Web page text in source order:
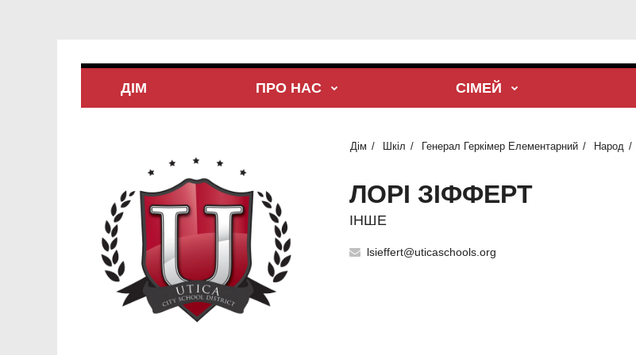
ДІМ ПРО НАС СІМЕЙ
Дім Шкіл Генерал Геркімер Елементарний Народ
ЛОРІ ЗІФФЕРТ
ІНШЕ
lsieffert@uticaschools.org